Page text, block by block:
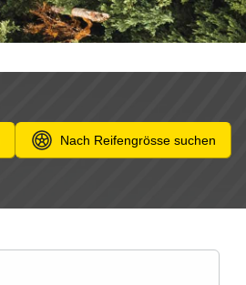
Nach Reifengrösse suchen